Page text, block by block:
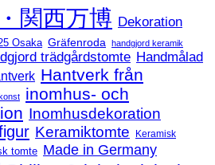
関西万博 Dekoration
Osaka Gräfenroda handgjord keramik
trädgårdstomte Handmålad
Hantverk från
inomhus- och
Inomhusdekoration
Keramiktomte
Keramisk
tomte Made in Germany